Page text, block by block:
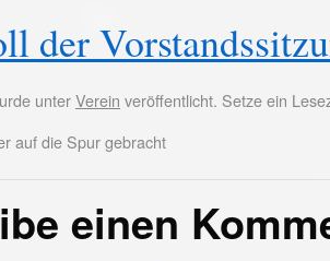
der
unterVerein veröffentlicht. Setze ein
auf die Spur gebracht
einen